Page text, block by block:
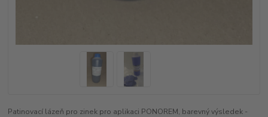
Patinovací lázeň pro zinek pro aplikaci PONOREM, barevný výsledek -